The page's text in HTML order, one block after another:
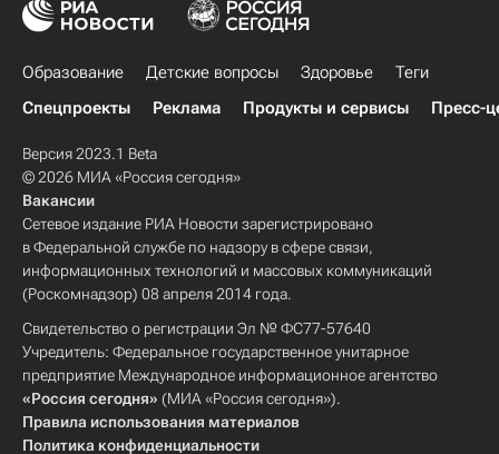
Образование Детские вопросы Здоровье
Теги
Спецпроекты
Реклама Продукты и сервисы Пресс-
Версия 2023.1 Beta
© 2026 МИА «Россия сегодня»
Вакансии
Сетевое издание РИА Новости зарегистрировано
в Федеральной службе по надзору в сфере связи,
информационных технологий и массовых коммуникаций
(Роскомнадзор) 08 апреля 2014 года.
Свидетельство о регистрации Эл № ФС77-57640
Учредитель: Федеральное государственное унитарное
предприятие Международное информационное агентство
«Россия сегодня» (МИА «Россия сегодня»).
Правила использования материалов
Политика конфиденциальности